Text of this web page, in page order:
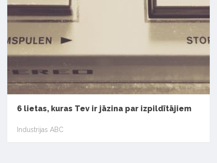
6 lietas, kuras Tev ir jāzina par izpildītājiem
Industrijas ABC